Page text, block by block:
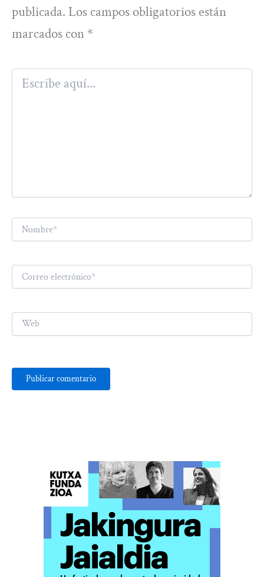
publicada. Los campos obligatorios están
marcados con *
Escribe
aquí...
Nombre*
Correo
electrónico*
Web